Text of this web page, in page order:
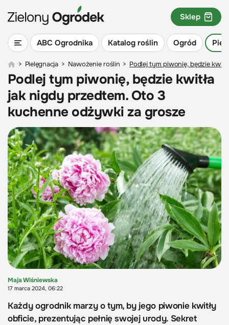
ABC Ogrodnika Katalog roślin Ogród
Sklep
> Pielęgnacja > Nawożenie roślin > Podlej tym piwonię, będzie
Podlej tym piwonię, będzie kwitła
jak nigdy przedtem. Oto 3
kuchenne odżywki za grosze
Maja Wiśniewska
17 marca 2024, 06:22
Każdy ogrodnik marzy o tym, by jego piwonie kwitły
obficie, prezentując pełnię swojej urody. Sekret